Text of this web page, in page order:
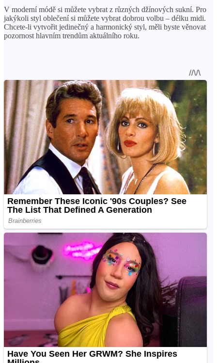
V moderní módě si můžete vybrat z různých džínových sukní. Pro
jakýkoli styl oblečení si můžete vybrat dobrou volbu – délku midi.
Chcete-li vytvořit jedinečný a harmonický styl, měli byste věnovat
pozornost hlavním trendům aktuálního roku.